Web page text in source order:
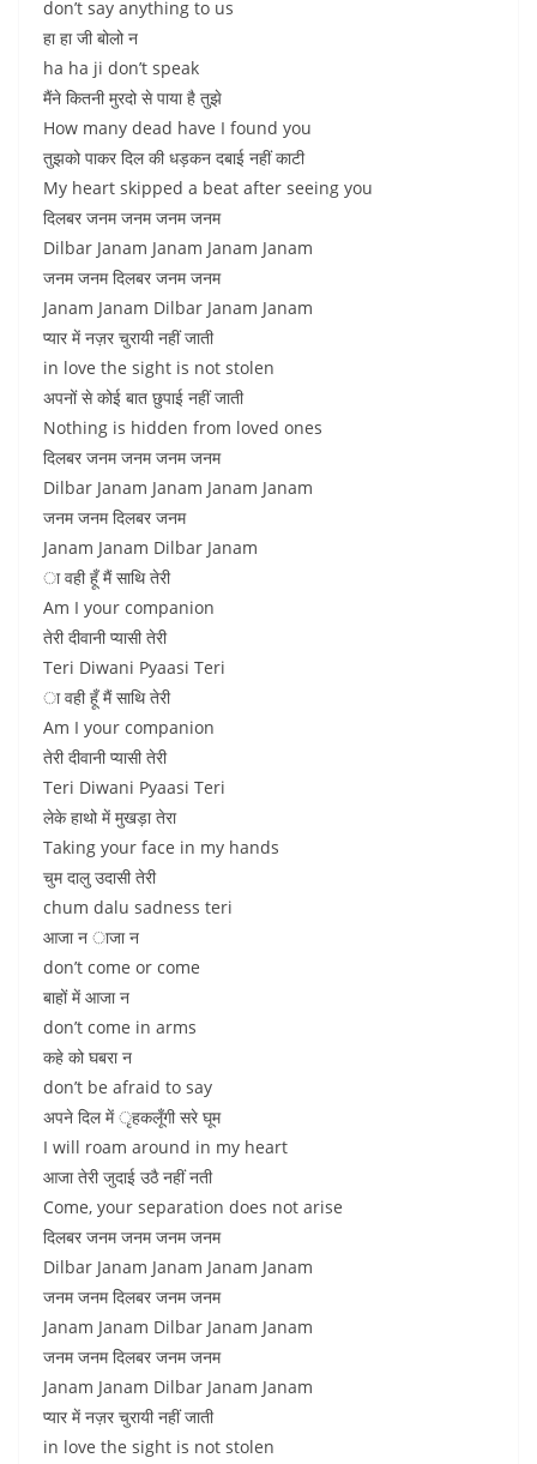
don’t say anything to us
हा हा जी बोलो न
ha ha ji don’t speak
मैंने कितनी मुरदो से पाया है तुझे
How many dead have I found you
तुझको पाकर दिल की धड़कन दबाई नहीं काटी
My heart skipped a beat after seeing you
दिलबर जनम जनम जनम जनम
Dilbar Janam Janam Janam Janam
जनम जनम दिलबर जनम जनम
Janam Janam Dilbar Janam Janam
प्यार में नज़र चुरायी नहीं जाती
in love the sight is not stolen
अपनों से कोई बात छुपाई नहीं जाती
Nothing is hidden from loved ones
दिलबर जनम जनम जनम जनम
Dilbar Janam Janam Janam Janam
जनम जनम दिलबर जनम
Janam Janam Dilbar Janam
ा वही हूँ मैं साथि तेरी
Am I your companion
तेरी दीवानी प्यासी तेरी
Teri Diwani Pyaasi Teri
ा वही हूँ मैं साथि तेरी
Am I your companion
तेरी दीवानी प्यासी तेरी
Teri Diwani Pyaasi Teri
लेके हाथो में मुखड़ा तेरा
Taking your face in my hands
चुम दालु उदासी तेरी
chum dalu sadness teri
आजा न ाजा न
don’t come or come
बाहों में आजा न
don’t come in arms
कहे को घबरा न
don’t be afraid to say
अपने दिल में ृहकलूँगी सरे घूम
I will roam around in my heart
आजा तेरी जुदाई उठै नहीं नती
Come, your separation does not arise
दिलबर जनम जनम जनम जनम
Dilbar Janam Janam Janam Janam
जनम जनम दिलबर जनम जनम
Janam Janam Dilbar Janam Janam
जनम जनम दिलबर जनम जनम
Janam Janam Dilbar Janam Janam
प्यार में नज़र चुरायी नहीं जाती
in love the sight is not stolen